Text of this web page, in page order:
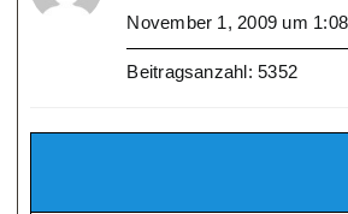
November 1, 2009 um
Beitragsanzahl: 5352